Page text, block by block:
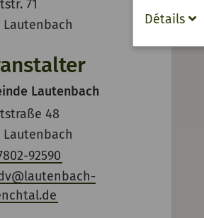
Détails
71
Lautenbach
Lautenbach
48
Lautenbach
92590
@lautenbach-